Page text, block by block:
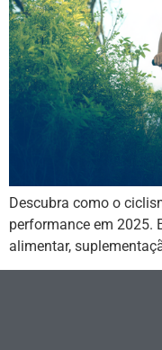
Descubra como o
performance em 2025.
alimentar,